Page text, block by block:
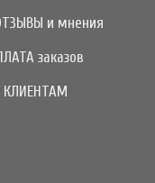
и мнения
заказов
КЛИЕНТАМ